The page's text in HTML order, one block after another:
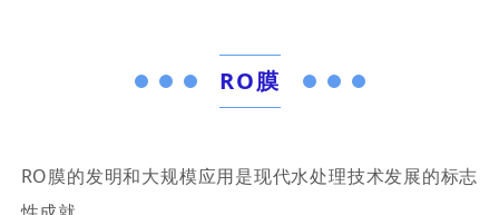
RO膜
RO膜的发明和大规模应用是现代水处理技术发展的标志